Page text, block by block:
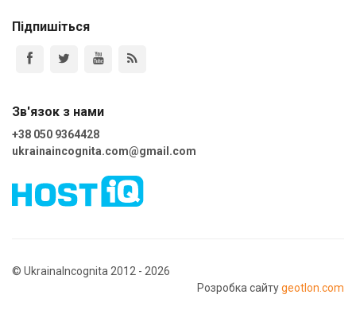
Підпишіться
Зв'язок з нами
+38 050 9364428
ukrainaincognita.com@gmail.com
© UkrainaIncognita 2012 - 2026
Розробка сайтуgeotlon.com